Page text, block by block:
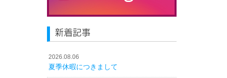
新着記事
2026.08.06
夏季休暇につきまして